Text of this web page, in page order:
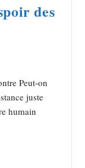
des
Peut-on
juste
humain